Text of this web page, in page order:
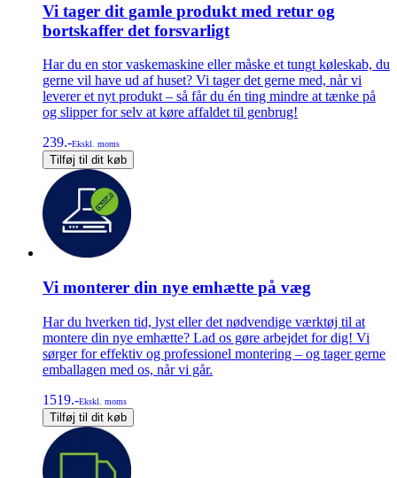
Vi tager dit gamle produkt med retur og
bortskaffer det forsvarligt
Har du en stor vaskemaskine eller måske et tungt køleskab, du
gerne vil have ud af huset? Vi tager det gerne med, når vi
leverer et nyt produkt – så får du én ting mindre at tænke på
og slipper for selv at køre affaldet til genbrug!
239.-Ekskl. moms
Tilføj til dit køb
Vi monterer din nye emhætte på væg
Har du hverken tid, lyst eller det nødvendige værktøj til at
montere din nye emhætte? Lad os gøre arbejdet for dig! Vi
sørger for effektiv og professionel montering – og tager gerne
emballagen med os, når vi går.
1519.-Ekskl. moms
Tilføj til dit køb